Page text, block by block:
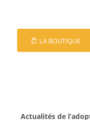
LA BOUTIQUE
Actualités de